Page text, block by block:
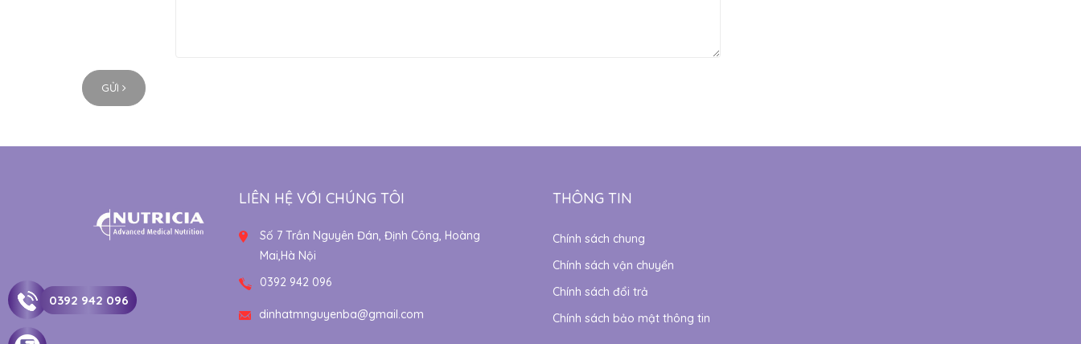
GỬI
LIÊN HỆ VỚI CHÚNG TÔI
Số 7 Trần Nguyên Đán, Định Công, Hoàng
Mai,Hà Nội
0392 942 096
dinhatmnguyenba@gmail.com
THÔNG TIN
Chính sách chung
Chính sách vận chuyển
Chính sách đổi trả
Chính sách bảo mật thông tin
0392 942 096